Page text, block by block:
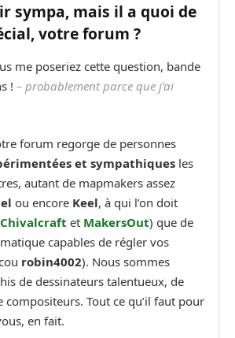
sympa, mais il a quoi de
votre forum ?
me poseriez cette question, bande
! – probablement parce que j’ai
forum regorge de personnes
et sympathiques les
autant de mapmakers assez
ou encore Keel, à qui l’on doit
Chivalcraft et MakersOut) que de
capables de régler vos
robin4002). Nous sommes
de dessinateurs talentueux, de
compositeurs. Tout ce qu’il faut pour
en fait.